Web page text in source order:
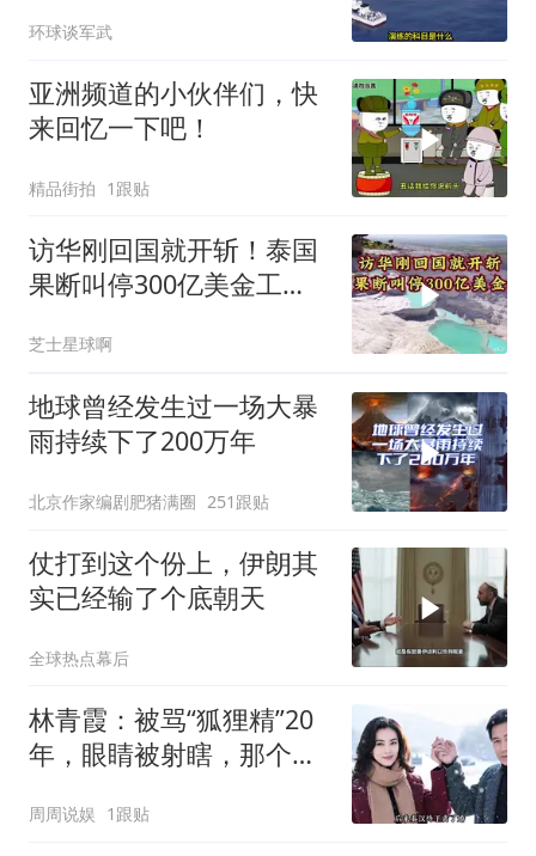
环球谈军武
亚洲频道的小伙伴们，快
来回忆一下吧！
精品街拍 1跟贴
访华刚回国就开斩！泰国
果断叫停300亿美金工
芝士星球啊
地球曾经发生过一场大暴
雨持续下了200万年
北京作家编剧肥猪满圈 251跟贴
仗打到这个份上，伊朗其
实已经输了个底朝天
全球热点幕后
林青霞：被骂“狐狸精”20
年，眼睛被射瞎，那个男
钱？”
周周说娱 1跟贴